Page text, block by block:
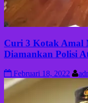
Curi 3 Kotak Amal
Diamankan Polisi
Februari 18, 2022